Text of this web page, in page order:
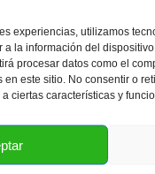
experiencias, utilizamos
a la información del
procesar datos como el
este sitio. No consentir o
ciertas características y